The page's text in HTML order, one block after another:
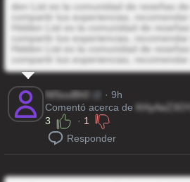
den List es la comunidad de reseñas
compartir tus experiencias,
Hidden List es la comunidad de
compartir tus experiencias,
Hidden List es la comunidad de
compartir tus experiencias,
NlSuuBh0
· 9h
Comentó acerca de
3
· 1
Responder